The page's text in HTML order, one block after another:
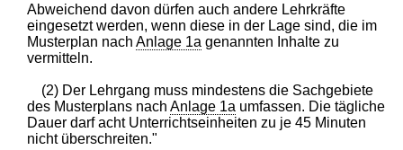
Abweichend davon dürfen auch andere Lehrkräfte
eingesetzt werden, wenn diese in der Lage sind, die im
Musterplan nachAnlage 1a genannten Inhalte zu
vermitteln.
(2) Der Lehrgang muss mindestens die Sachgebiete
des Musterplans nachAnlage 1a umfassen. Die tägliche
Dauer darf acht Unterrichtseinheiten zu je 45 Minuten
nicht überschreiten."